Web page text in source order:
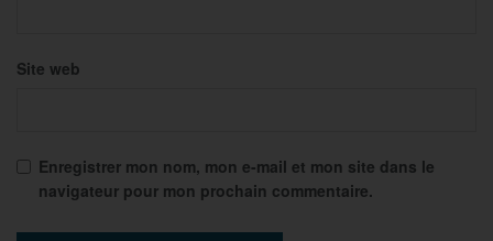
Site web
Enregistrer mon nom, mon e-mail et mon site dans le
navigateur pour mon prochain commentaire.